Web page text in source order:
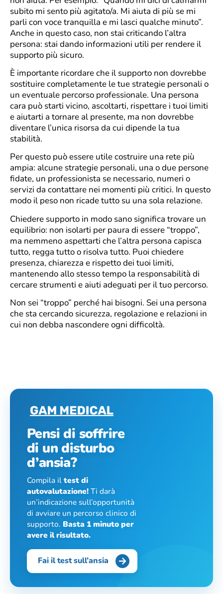
subito mi sento più agitato/a. Mi aiuta di più se mi
parli con voce tranquilla e mi lasci qualche minuto”.
Anche in questo caso, non stai criticando l’altra
persona: stai dando informazioni utili per rendere il
supporto più sicuro.
È importante ricordare che il supporto non dovrebbe
sostituire completamente le tue strategie personali o
un eventuale percorso professionale. Una persona
cara può starti vicino, ascoltarti, rispettare i tuoi limiti
e aiutarti a tornare al presente, ma non dovrebbe
diventare l’unica risorsa da cui dipende la tua
stabilità.
Per questo può essere utile costruire una rete più
ampia: alcune strategie personali, una o due persone
fidate, un professionista se necessario, numeri o
servizi da contattare nei momenti più critici. In questo
modo il peso non ricade tutto su una sola relazione.
Chiedere supporto in modo sano significa trovare un
equilibrio: non isolarti per paura di essere “troppo”,
ma nemmeno aspettarti che l’altra persona capisca
tutto, regga tutto o risolva tutto. Puoi chiedere
presenza, chiarezza e rispetto dei tuoi limiti,
mantenendo allo stesso tempo la responsabilità di
cercare strumenti e aiuti adeguati per il tuo percorso.
Non sei “troppo” perché hai bisogni. Sei una persona
che sta cercando sicurezza, regolazione e relazioni in
cui non debba nascondere ogni difficoltà.
Pensi di soffrire
di un disturbo
d’ansia?
Compila iltest di
autovalutazione!Ti darà
un’indicazione sull’opportunità
di avviare un percorso clinico di
supporto. Basta 1 minuto per
avere il risultato.
Fai il test sull’ansia